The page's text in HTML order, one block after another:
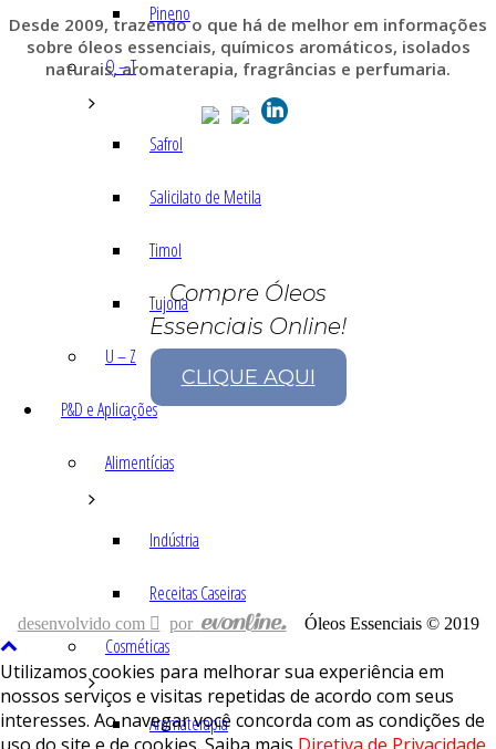
Pineno
Q – T
Safrol
Salicilato de Metila
Timol
Tujona
U – Z
P&D e Aplicações
Alimentícias
Indústria
Receitas Caseiras
Cosméticas
Aromaterapia
Desde 2009, trazendo o que há de melhor em informações
sobre óleos essenciais, químicos aromáticos, isolados
naturais, aromaterapia, fragrâncias e perfumaria.
Compre Óleos
Essenciais Online!
CLIQUE AQUI
desenvolvido com por Óleos Essenciais © 2019
Utilizamos cookies para melhorar sua experiência em
nossos serviços e visitas repetidas de acordo com seus
interesses. Ao navegar você concorda com as condições de
uso do site e de cookies. Saiba mais Diretiva de Privacidade